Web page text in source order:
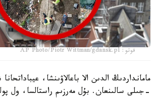
فوتو: AP Photo/Piotr Wittman/gdansk.pl
-جىلى سالىنعان. بۇل مەرزىم راستالسا، ول